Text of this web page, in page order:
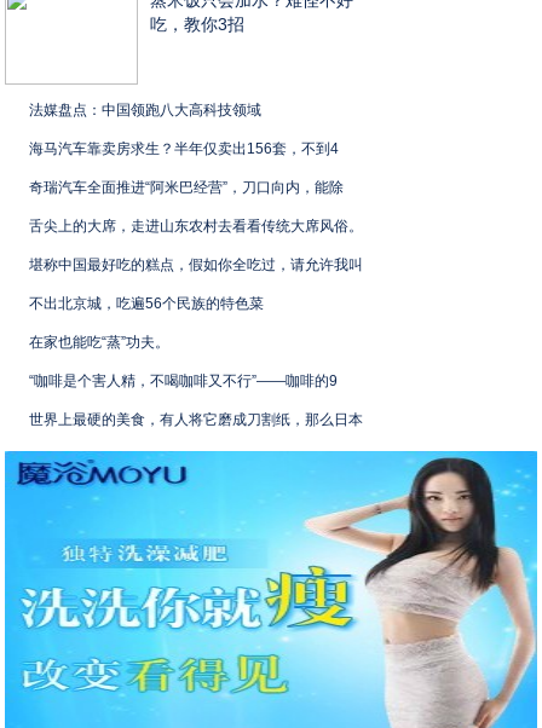
吃，教你3招
法媒盘点：中国领跑八大高科技领域
海马汽车靠卖房求生？半年仅卖出156套，不到4
奇瑞汽车全面推进“阿米巴经营”，刀口向内，能除
舌尖上的大席，走进山东农村去看看传统大席风俗。
堪称中国最好吃的糕点，假如你全吃过，请允许我叫
不出北京城，吃遍56个民族的特色菜
在家也能吃“蒸”功夫。
“咖啡是个害人精，不喝咖啡又不行”——咖啡的9
世界上最硬的美食，有人将它磨成刀割纸，那么日本